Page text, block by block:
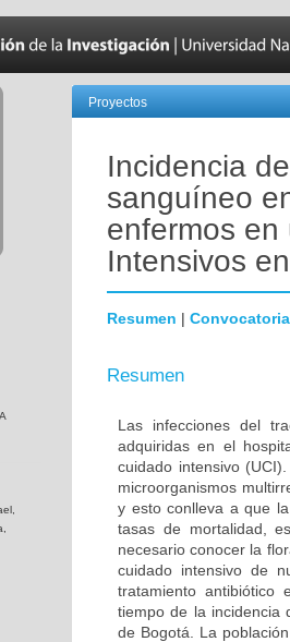
Proyectos
Incidencia
sanguíneo
enfermos
Intensivos
Resumen | Convocatoria
Resumen
Las infecciones del
adquiridas en el
cuidado intensivo
microorganismos
y esto conlleva a que
tasas de mortalidad,
necesario conocer la
cuidado intensivo de
tratamiento antibiótico
tiempo de la incidencia
de Bogotá. La